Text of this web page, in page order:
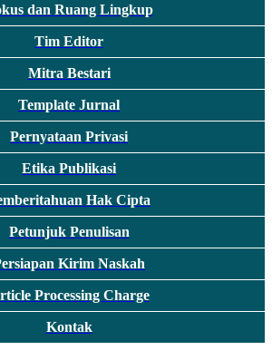
dan Ruang Lingkup
Tim Editor
Mitra Bestari
Template Jurnal
Pernyataan Privasi
Etika Publikasi
Hak Cipta
Petunjuk Penulisan
Kirim Naskah
Processing Charge
Kontak